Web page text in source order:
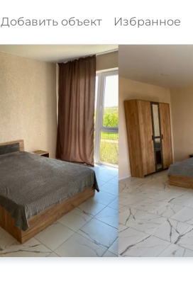
Добавить объект Избранное